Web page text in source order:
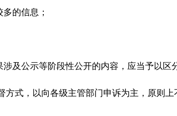
的信息；
及公示等阶段性公开的内容，应当予以区
式，以向各级主管部门申诉为主，原则